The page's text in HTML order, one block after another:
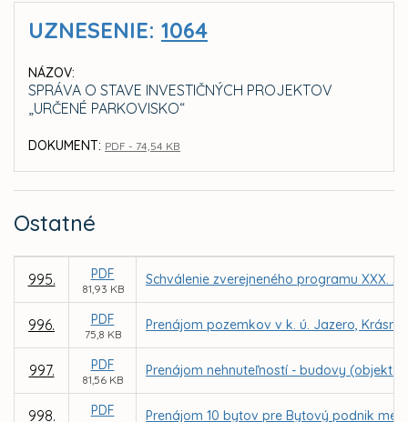
UZNESENIE: 1064
NÁZOV:
SPRÁVA O STAVE INVESTIČNÝCH PROJEKTOV
„URČENÉ PARKOVISKO“
DOKUMENT: PDF - 74,54 KB
Ostatné
995. PDF
81,93 KB
Schválenie zverejneného programu XXX.
996. PDF
75,8 KB
Prenájom pozemkov v k. ú. Jazero,
997. PDF
81,56 KB
Prenájom nehnuteľností - budovy (objekt
998. PDF Prenájom 10 bytov pre Bytový podnik